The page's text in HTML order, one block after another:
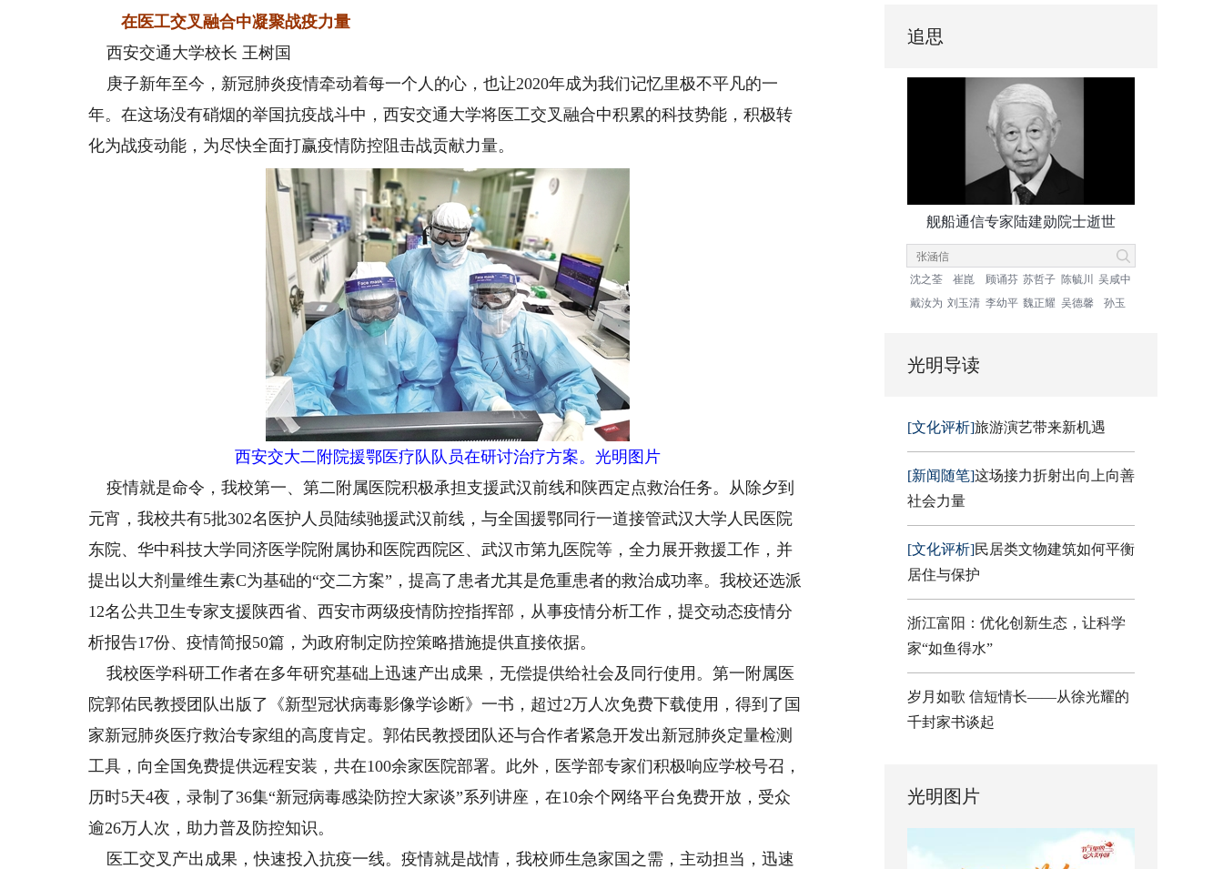
在医工交叉融合中凝聚战疫力量
西安交通大学校长 王树国
庚子新年至今，新冠肺炎疫情牵动着每一个人的心，也让2020年成为我们记忆里极不平凡的一
年。在这场没有硝烟的举国抗疫战斗中，西安交通大学将医工交叉融合中积累的科技势能，积极转
化为战疫动能，为尽快全面打赢疫情防控阻击战贡献力量。
西安交大二附院援鄂医疗队队员在研讨治疗方案。光明图片
疫情就是命令，我校第一、第二附属医院积极承担支援武汉前线和陕西定点救治任务。从除夕到
元宵，我校共有5批302名医护人员陆续驰援武汉前线，与全国援鄂同行一道接管武汉大学人民医院
东院、华中科技大学同济医学院附属协和医院西院区、武汉市第九医院等，全力展开救援工作，并
提出以大剂量维生素C为基础的“交二方案”，提高了患者尤其是危重患者的救治成功率。我校还选派
12名公共卫生专家支援陕西省、西安市两级疫情防控指挥部，从事疫情分析工作，提交动态疫情分
析报告17份、疫情简报50篇，为政府制定防控策略措施提供直接依据。
我校医学科研工作者在多年研究基础上迅速产出成果，无偿提供给社会及同行使用。第一附属医
院郭佑民教授团队出版了《新型冠状病毒影像学诊断》一书，超过2万人次免费下载使用，得到了国
家新冠肺炎医疗救治专家组的高度肯定。郭佑民教授团队还与合作者紧急开发出新冠肺炎定量检测
工具，向全国免费提供远程安装，共在100余家医院部署。此外，医学部专家们积极响应学校号召，
历时5天4夜，录制了36集“新冠病毒感染防控大家谈”系列讲座，在10余个网络平台免费开放，受众
逾26万人次，助力普及防控知识。
医工交叉产出成果，快速投入抗疫一线。疫情就是战情，我校师生急家国之需，主动担当，迅速
追思
舰船通信专家陆建勋院士逝世
沈之荃 崔崑 顾诵芬 苏哲子 陈毓川
吴咸中
戴汝为 刘玉清 李幼平 魏正耀 吴德馨 孙玉
光明导读
[文化评析]旅游演艺带来新机遇
[新闻随笔]这场接力折射出向上向善
社会力量
[文化评析]民居类文物建筑如何平衡
居住与保护
浙江富阳：优化创新生态，让科学
家“如鱼得水”
岁月如歌 信短情长——从徐光耀的
千封家书谈起
光明图片